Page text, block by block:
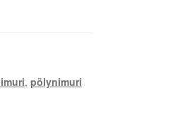
, pölynimuri